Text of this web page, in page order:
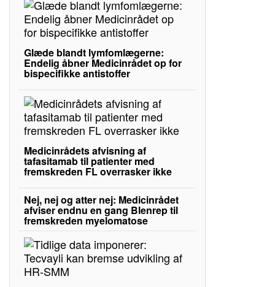
Glæde blandt lymfomlægerne:
Endelig åbner Medicinrådet op for
bispecifikke antistoffer
Medicinrådets afvisning af
tafasitamab til patienter med
fremskreden FL overrasker ikke
Nej, nej og atter nej: Medicinrådet
afviser endnu en gang Blenrep til
fremskreden myelomatose